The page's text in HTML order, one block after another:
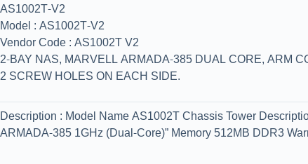
AS1002T-V2
Model : AS1002T-V2
Vendor Code : AS1002T V2
2-BAY NAS, MARVELL ARMADA-385 DUAL CORE, ARM
2 SCREW HOLES ON EACH SIDE.
Description : Model Name AS1002T Chassis Tower
ARMADA-385 1GHz (Dual-Core)” Memory 512MB DDR3